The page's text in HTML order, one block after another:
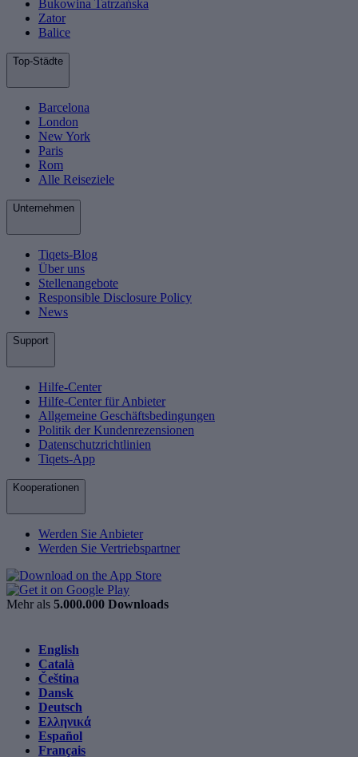
Bukowina Tatrzańska
Zator
Balice
Top-Städte
Barcelona
London
New York
Paris
Rom
Alle Reiseziele
Unternehmen
Tiqets-Blog
Über uns
Stellenangebote
Responsible Disclosure Policy
News
Support
Hilfe-Center
Hilfe-Center für Anbieter
Allgemeine Geschäftsbedingungen
Politik der Kundenrezensionen
Datenschutzrichtlinien
Tiqets-App
Kooperationen
Werden Sie Anbieter
Werden Sie Vertriebspartner
Mehr als 5.000.000 Downloads
English
Català
Čeština
Dansk
Deutsch
Ελληνικά
Español
Français